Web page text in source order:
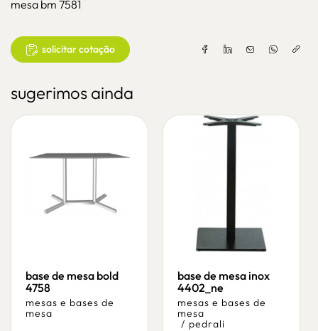
mesa bm 7581
solicitar cotação
sugerimos ainda
base de mesa bold
4758
mesas e bases de
mesa
base de mesa inox
4402_ne
mesas e bases de
mesa
/ pedrali